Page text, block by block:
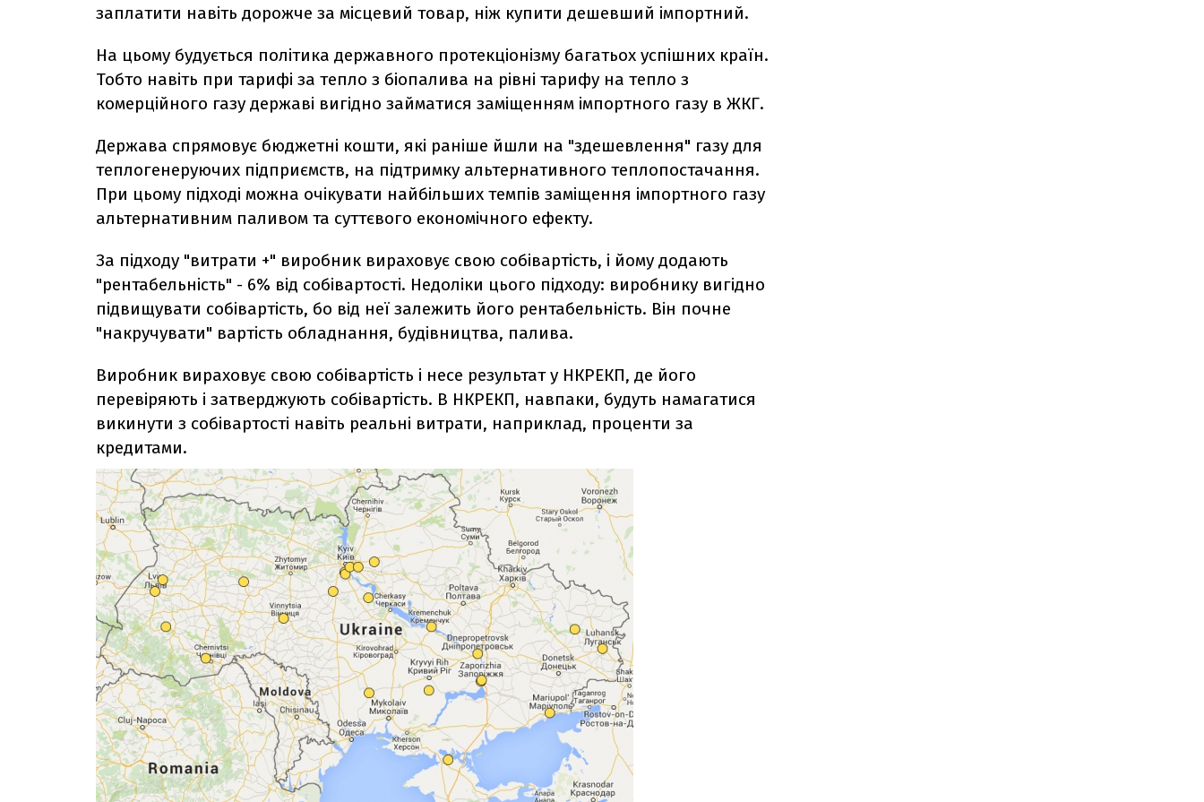
заплатити навіть дорожче за місцевий товар, ніж купити дешевший імпортний.
На цьому будується політика державного протекціонізму багатьох успішних країн.
Тобто навіть при тарифі за тепло з біопалива на рівні тарифу на тепло з
комерційного газу державі вигідно займатися заміщенням імпортного газу в ЖКГ.
Держава спрямовує бюджетні кошти, які раніше йшли на "здешевлення" газу для
теплогенеруючих підприємств, на підтримку альтернативного теплопостачання.
При цьому підході можна очікувати найбільших темпів заміщення імпортного газу
альтернативним паливом та суттєвого економічного ефекту.
За підходу "витрати +" виробник вираховує свою собівартість, і йому додають
"рентабельність" - 6% від собівартості. Недоліки цього підходу: виробнику вигідно
підвищувати собівартість, бо від неї залежить його рентабельність. Він почне
"накручувати" вартість обладнання, будівництва, палива.
Виробник вираховує свою собівартість і несе результат у НКРЕКП, де його
перевіряють і затверджують собівартість. В НКРЕКП, навпаки, будуть намагатися
викинути з собівартості навіть реальні витрати, наприклад, проценти за
кредитами.